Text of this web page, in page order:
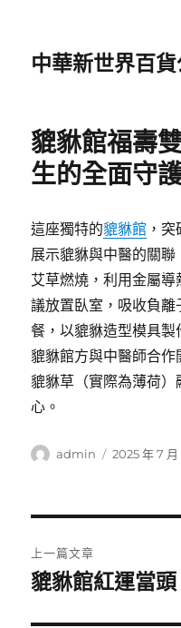
中華新世界百
貔貅館福壽
生的全面守
這座獨特的貔貅館 ，
展示貔貅與中醫的關
艾草燃燒，利用金屬
議放置臥室，吸收負
餐，以貔貅造型模具製
貔貅館方與中醫師合
貔貅草（實際為薄荷
心。
作
admin
發
2025 年 7 月
章
上一篇文章
上
貔貅館紅運當